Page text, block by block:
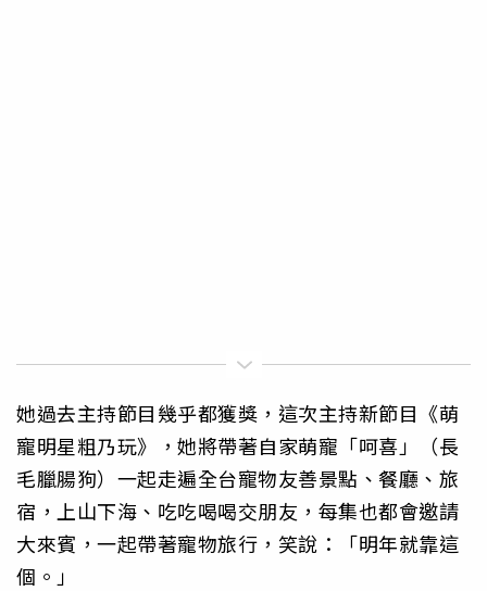
她過去主持節目幾乎都獲獎，這次主持新節目《萌
寵明星粗乃玩》，她將帶著自家萌寵「呵喜」（長
毛臘腸狗）一起走遍全台寵物友善景點、餐廳、旅
宿，上山下海、吃吃喝喝交朋友，每集也都會邀請
大來賓，一起帶著寵物旅行，笑說：「明年就靠這
個。」